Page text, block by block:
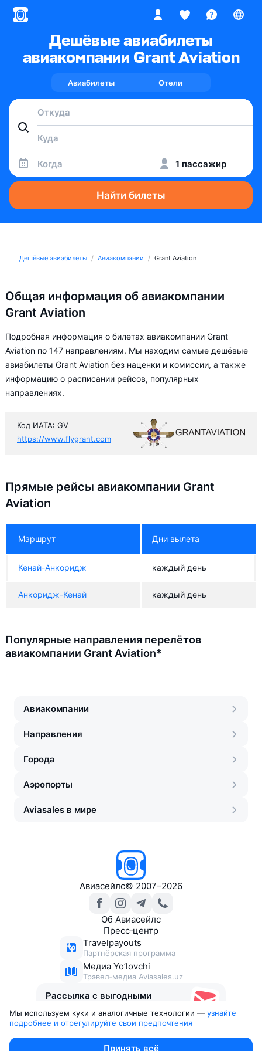
Дешёвые авиабилеты
авиакомпании Grant Aviation
Авиабилеты Отели
Когда 1 пассажир
Найти билеты
Дешёвые авиабилеты Авиакомпании Grant Aviation
Общая информация об авиакомпании
Grant Aviation
Подробная информация о билетах авиакомпании Grant
Aviation по 147 направлениям. Мы находим самые дешёвые
авиабилеты Grant Aviation без наценки и комиссии, а также
информацию о расписании рейсов, популярных
направлениях.
Код ИАТА: GV
https://www.flygrant.com
Прямые рейсы авиакомпании Grant
Aviation
Маршрут Дни вылета
Кенай-Анкоридж каждый день
Анкоридж-Кенай каждый день
Популярные направления перелётов
авиакомпании Grant Aviation*
Авиакомпании
Направления
Города
Аэропорты
Aviasales в мире
Авиасейлс© 2007–2026
Об Авиасейлс
Пресс‑центр
Travelpayouts
Партнёрская программа
Медиа Yo’lovchi
Трэвел‑медиа Aviasales.uz
Рассылка с выгодными
Юридические документы
Мы используем куки и аналогичные технологии — узнайте
подробнее и отрегулируйте свои предпочтения
Принять всё